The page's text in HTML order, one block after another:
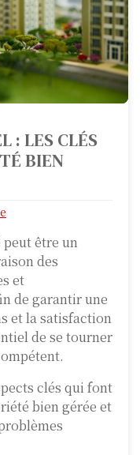
: LES CLÉS
BIEN
être un
des
et
de garantir une
et la satisfaction
de se tourner
clés qui font
bien gérée et